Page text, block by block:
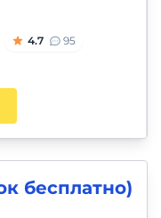
4.7 95
бесплатно)